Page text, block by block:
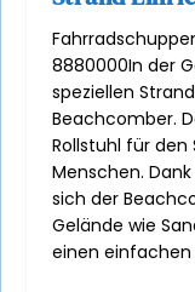
8880000In der
speziellen
Beachcomber.
Rollstuhl für
Menschen.
sich der
Gelände wie
einen einfachen